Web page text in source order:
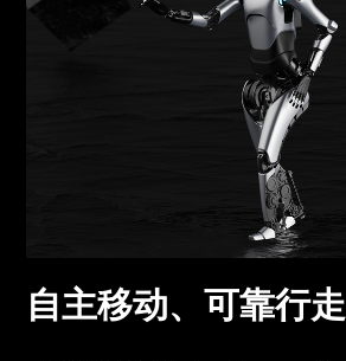
自主移动、可靠行走